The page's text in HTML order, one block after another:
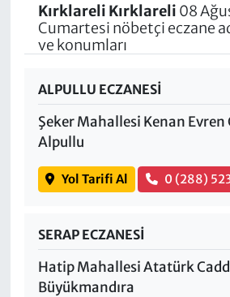
Kırklareli Kırklareli 08
Cumartesi nöbetçi eczane
ve konumları
ALPULLU ECZANESİ
Şeker Mahallesi Kenan Evren
Alpullu
Yol Tarifi Al 0 (288)
SERAP ECZANESİ
Hatip Mahallesi Atatürk
Büyükmandıra